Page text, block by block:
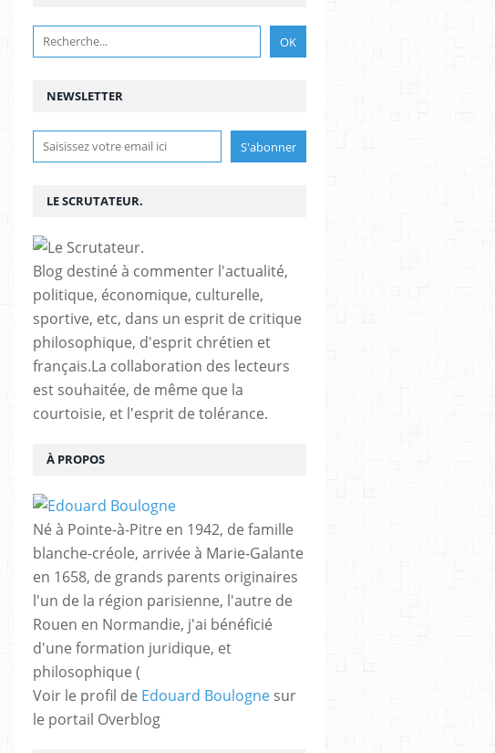
NEWSLETTER
LE SCRUTATEUR.
Blog destiné à commenter l'actualité,
politique, économique, culturelle,
sportive, etc, dans un esprit de critique
philosophique, d'esprit chrétien et
français.La collaboration des lecteurs
est souhaitée, de même que la
courtoisie, et l'esprit de tolérance.
À PROPOS
Né à Pointe-à-Pitre en 1942, de famille
blanche-créole, arrivée à Marie-Galante
en 1658, de grands parents originaires
l'un de la région parisienne, l'autre de
Rouen en Normandie, j'ai bénéficié
d'une formation juridique, et
philosophique (
Voir le profil de Edouard Boulogne sur
le portail Overblog